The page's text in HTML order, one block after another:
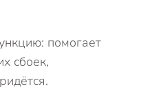
помогает
сбоек,